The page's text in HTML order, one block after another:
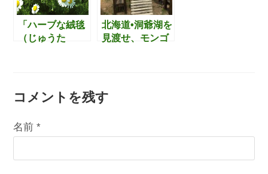
ちます。
ット
「ハーブな絨毯
（じゅうた
試み。
北海道•洞爺湖を
見渡せ、モンゴ
ーブ牧場 ハー
バルランチ』
名前 (必須)メールアドレス (必須)サイト
コメントを残す
名前*